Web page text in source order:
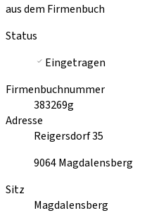
aus dem Firmenbuch
Status
Eingetragen
Firmenbuchnummer
383269g
Adresse
Reigersdorf 35
9064Magdalensberg
Sitz
Magdalensberg